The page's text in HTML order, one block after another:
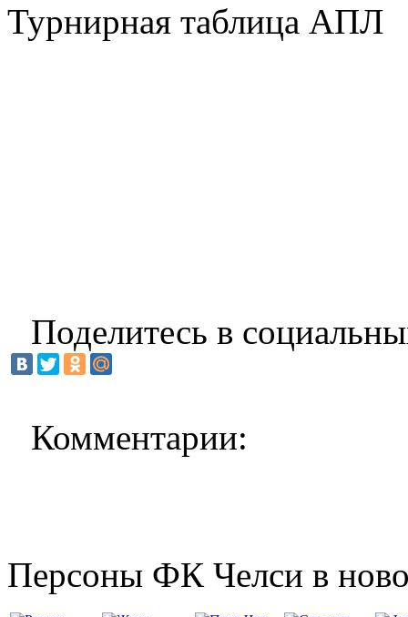
Турнирная таблица АПЛ
Поделитесь в
Комментарии:
Персоны ФК Челси в